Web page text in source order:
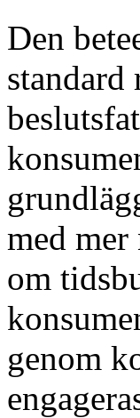
Den
med
om
genom